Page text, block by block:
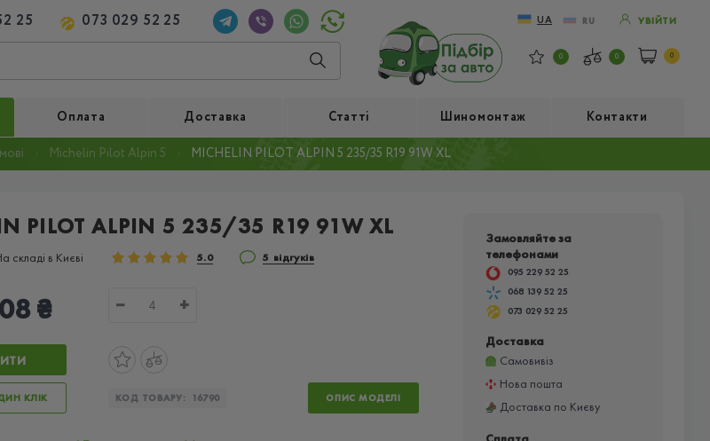
25 073 029 52 25 UA RU УВІЙТИ
0 0 0
Оплата Доставка Статті Шиномонтаж Контакти
Michelin Pilot Alpin 5 MICHELIN PILOT ALPIN 5 235/35 R19 91W XL
PILOT ALPIN 5 235/35 R19 91W XL
складі в Києві 5.0 5 відгуків
₴ − +
КЛІК КОД ТОВАРУ: 16790 ОПИС МОДЕЛІ
Замовляйте за
телефонами
095 229 52 25
068 139 52 25
073 029 52 25
Доставка
Самовивіз
Нова пошта
Доставка по Києву